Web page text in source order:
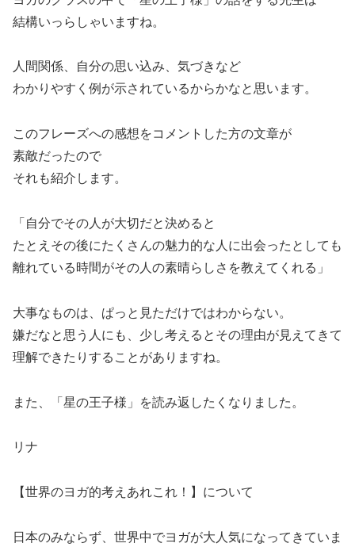
結構いっらしゃいますね。
人間関係、自分の思い込み、気づきなど
わかりやすく例が示されているからかなと思います。
このフレーズへの感想をコメントした方の文章が
素敵だったので
それも紹介します。
「自分でその人が大切だと決めると
たとえその後にたくさんの魅力的な人に出会ったとしても
離れている時間がその人の素晴らしさを教えてくれる」
大事なものは、ぱっと見ただけではわからない。
嫌だなと思う人にも、少し考えるとその理由が見えてきて
理解できたりすることがありますね。
また、「星の王子様」を読み返したくなりました。
リナ
【世界のヨガ的考えあれこれ！】について
日本のみならず、世界中でヨガが大人気になってきていま